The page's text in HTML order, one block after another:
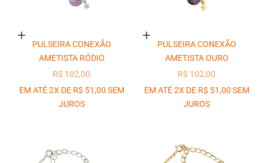
Adicionar ao carrinho
PULSEIRA CONEXÃO
AMETISTA RÓDIO
PREÇO PROMOCIONAL
R$ 102,00
EM ATÉ 2X DE R$ 51,00 SEM
JUROS
Adicionar ao carrinho
PULSEIRA CONEXÃO
AMETISTA OURO
PREÇO PROMOCIONAL
R$ 102,00
EM ATÉ 2X DE R$ 51,00 SEM
JUROS